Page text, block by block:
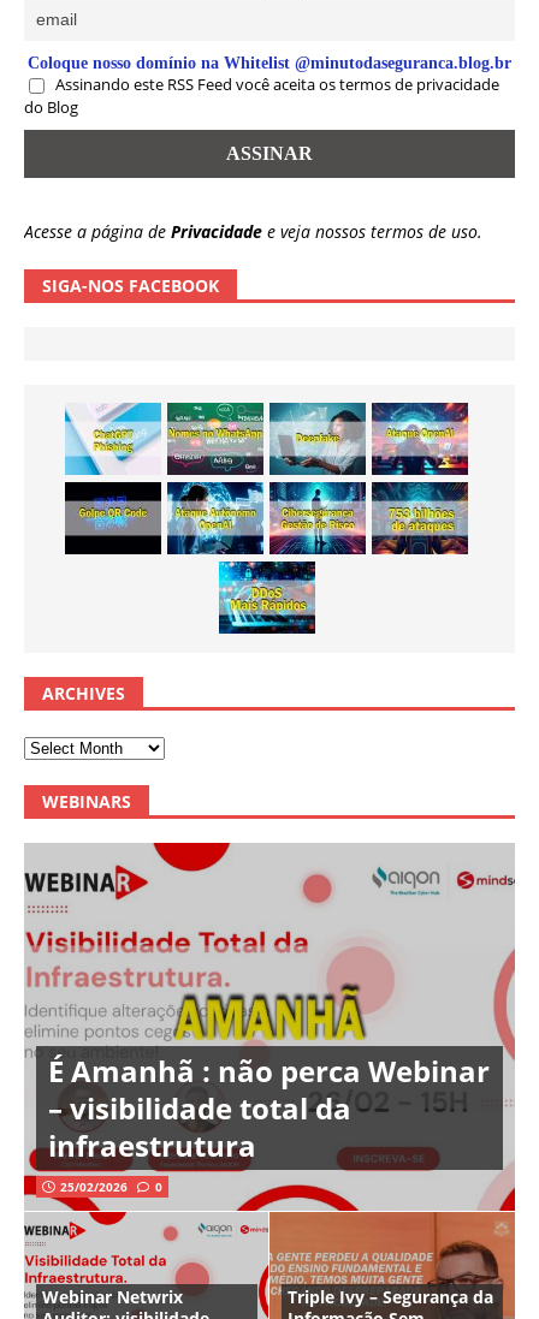
Coloque nosso domínio na Whitelist @minutodaseguranca.blog.br
Assinando este RSS Feed você aceita os termos de privacidade
do Blog
Acesse a página de Privacidade e veja nossos termos de uso.
SIGA-NOS FACEBOOK
ARCHIVES
WEBINARS
É Amanhã : não perca Webinar
– visibilidade total da
infraestrutura
25/02/2026 0
Webinar Netwrix
Triple Ivy – Segurança da